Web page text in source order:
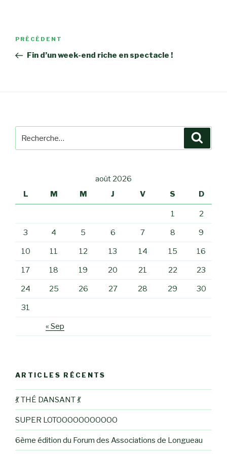
Navigation
l’article
Article
précédent
PRÉCÉDENT
Fin d’un week-end riche en spectacle !
août 2026
L
M M J V S D
« Sep
1 2
3 4 5 6 7 8 9
10 11 12 13 14 15 16
17 18 19 20 21 22 23
24 25 26 27 28 29 30
31
ARTICLES RÉCENTS
💃 THÉ DANSANT 💃
SUPER LOTOOOOOOOOOOO
6ème édition du Forum des Associations de Longueau